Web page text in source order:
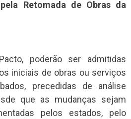
Retomada de Obras da
poderão ser admitidas
iniciais de obras ou serviços
precedidas de análise
que as mudanças sejam
pelos estados, pelo